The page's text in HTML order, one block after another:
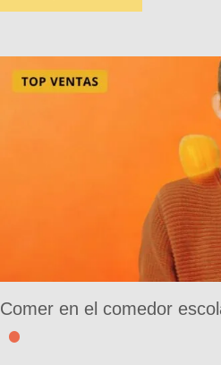
Comer en el comedor